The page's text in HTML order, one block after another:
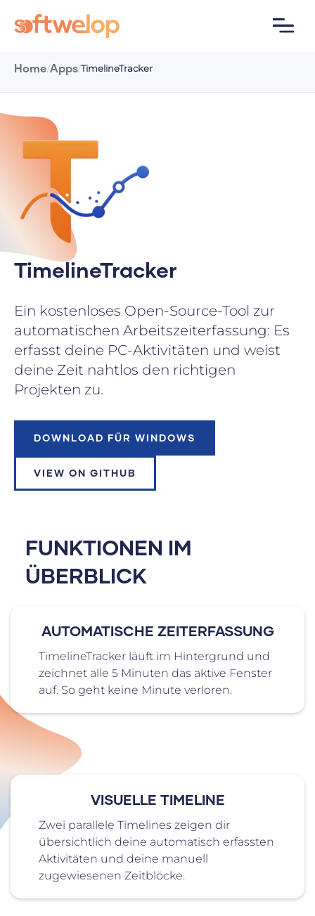
Home/Apps/TimelineTracker
TimelineTracker
Ein kostenloses Open-Source-Tool zur
automatischen Arbeitszeiterfassung: Es
erfasst deine PC-Aktivitäten und weist
deine Zeit nahtlos den richtigen
Projekten zu.
DOWNLOAD FÜR WINDOWS
VIEW ON GITHUB
FUNKTIONEN IM
ÜBERBLICK
AUTOMATISCHE ZEITERFASSUNG
TimelineTracker läuft im Hintergrund und
zeichnet alle 5 Minuten das aktive Fenster
auf. So geht keine Minute verloren.
VISUELLE TIMELINE
Zwei parallele Timelines zeigen dir
übersichtlich deine automatisch erfassten
Aktivitäten und deine manuell
zugewiesenen Zeitblöcke.